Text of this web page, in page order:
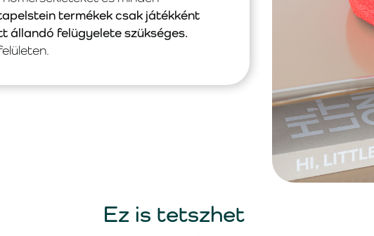
termékek csak játékként
állandó felügyelete szükséges.
Ez is tetszhet